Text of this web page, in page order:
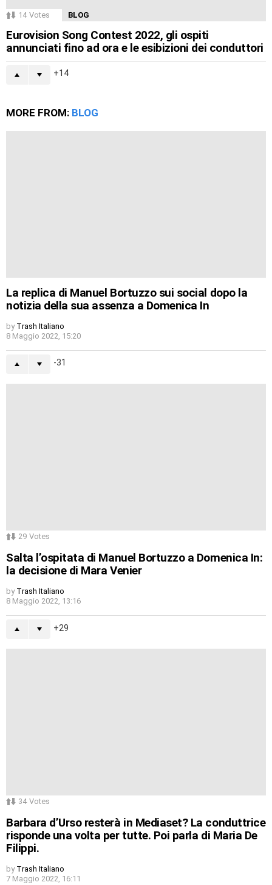
14 Votes BLOG
Eurovision Song Contest 2022, gli ospiti
annunciati fino ad ora e le esibizioni dei conduttori
14
MORE FROM: BLOG
La replica di Manuel Bortuzzo sui social dopo la
notizia della sua assenza a Domenica In
by Trash Italiano
8 Maggio 2022, 15:20
-31
29 Votes
Salta l’ospitata di Manuel Bortuzzo a Domenica In:
la decisione di Mara Venier
by Trash Italiano
8 Maggio 2022, 13:16
29
34 Votes
Barbara d’Urso resterà in Mediaset? La conduttrice
risponde una volta per tutte. Poi parla di Maria De
Filippi.
by Trash Italiano
7 Maggio 2022, 16:11